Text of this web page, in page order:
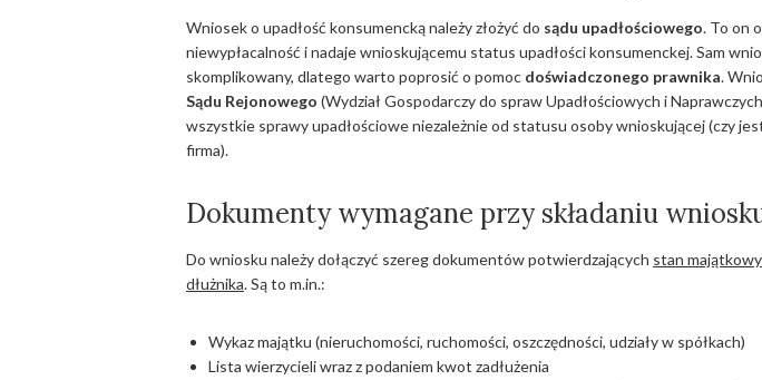
Wniosek o upadłość konsumencką należy złożyć do sądu upadłościowego. To on
niewypłacalność i nadaje wnioskującemu status upadłości konsumenckej. Sam
skomplikowany, dlatego warto poprosić o pomoc doświadczonego prawnika.
Sądu Rejonowego (Wydział Gospodarczy do spraw Upadłościowych i
wszystkie sprawy upadłościowe niezależnie od statusu osoby wnioskującej (czy
firma).
Dokumenty wymagane przy składaniu
Do wniosku należy dołączyć szereg dokumentów potwierdzających stan majątkowy
dłużnika. Są to m.in.:
Wykaz majątku (nieruchomości, ruchomości, oszczędności, udziały w spółkach)
Lista wierzycieli wraz z podaniem kwot zadłużenia